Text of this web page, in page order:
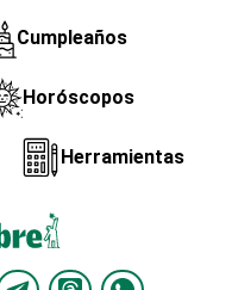
Cumpleaños
Horóscopos
Herramientas